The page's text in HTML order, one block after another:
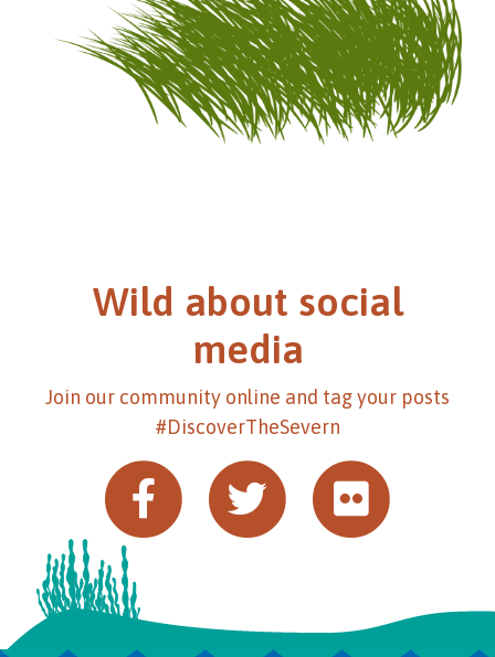
Wild about social
media
Join our community online and tag your posts
#DiscoverTheSevern